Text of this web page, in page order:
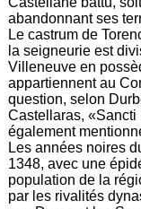
abandonnant ses
Le castrum de
la seigneurie est
Villeneuve en
appartiennent au
question, selon
Castellaras, «Sancti
également
Les années noires
1348, avec une
population de la
par les rivalités